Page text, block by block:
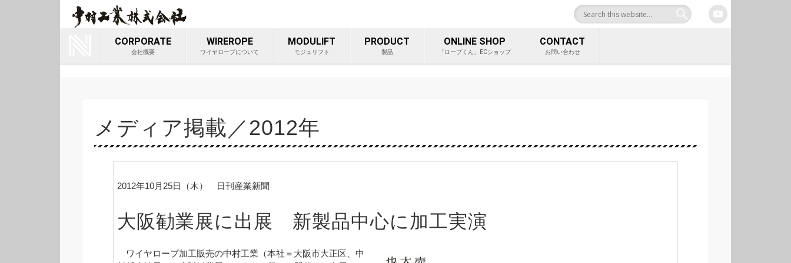
ワイヤロープ等重量物吊り上げ製品総合サイト 中村工業株式
Youtube
CORPORATE
会社概要
WIREROPE
ワイヤロープについて
MODULIFT
モジュリフト
PRODUCT
製品
ONLINE SHOP
「ロープくん」ECショップ
CONTACT
お問い合わせ
メディア掲載／2012年
2012年10月25日（木） 日刊産業新聞
大阪勧業展に出展 新製品中心に加工実演
ワイヤロープ加工販売の中村工業（本社＝大阪市大正区、中